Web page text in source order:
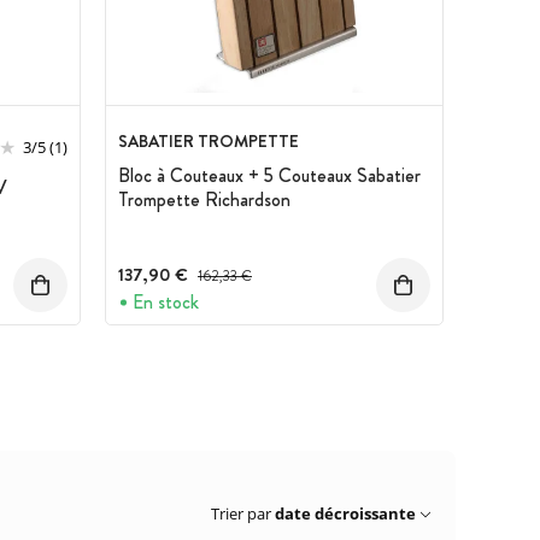
3/5(1) SABATIER TROMPETTE
Bloc à Couteaux + 5 Couteaux Sabatier
Trompette Richardson
137,90 € Prix avant réduction :
162,33 €
En stock
Trier pardate décroissante